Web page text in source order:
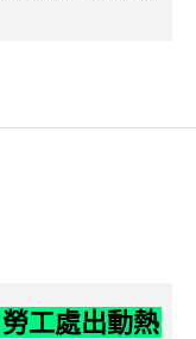
工處出動熱